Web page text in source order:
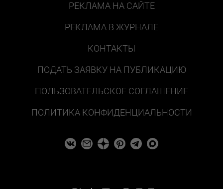
РЕКЛАМА НА САЙТЕ
РЕКЛАМА В ЖУРНАЛЕ
КОНТАКТЫ
ПОДАТЬ ЗАЯВКУ НА ПУБЛИКАЦИЮ
ПОЛЬЗОВАТЕЛЬСКОЕ СОГЛАШЕНИЕ
ПОЛИТИКА КОНФИДЕНЦИАЛЬНОСТИ